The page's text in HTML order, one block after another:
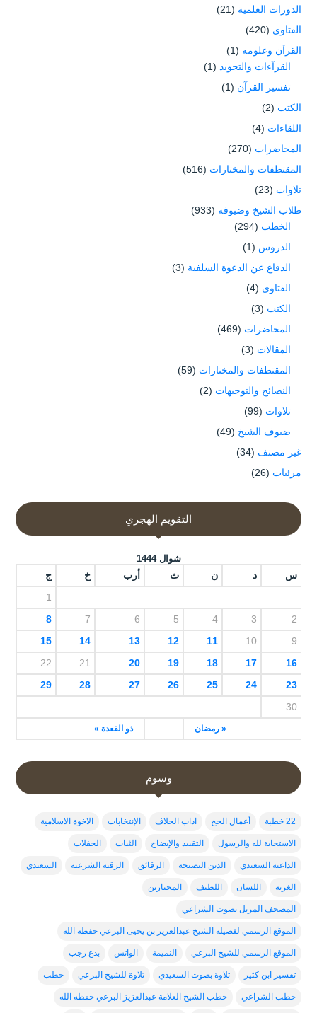
الدورات العلمية (21)
الفتاوى (420)
القرآن وعلومه (1)
القرآءات والتجويد (1)
تفسير القرآن (1)
الكتب (2)
اللقاءات (4)
المحاضرات (270)
المقتطفات والمختارات (516)
تلاوات (23)
طلاب الشيخ وضيوفه (933)
الخطب (294)
الدروس (1)
الدفاع عن الدعوة السلفية (3)
الفتاوى (4)
الكتب (3)
المحاضرات (469)
المقالات (3)
المقتطفات والمختارات (59)
النصائح والتوجيهات (2)
تلاوات (99)
ضيوف الشيخ (49)
غير مصنف (34)
مرئيات (26)
التقويم الهجري
شوال 1444
س د ن ث أرب خ ج
« رمضان ذو القعدة »
1
2
3
4
5
6
7
8
9
10
11
12
13
14
15
16
17
18
19
20
21
22
23
24
25
26
27
28
29
30
وسوم
22 خطبة أعمال الحج اداب الخلاف الإنتخابات الاخوة الاسلامية
الاستجابة لله والرسول التقييد والإيضاح الثبات الحفلات
الداعية السعيدي الدين النصيحة الرقائق الرقية الشرعية السعيدي
الغربة اللسان اللطيف المحتارين
المصحف المرتل بصوت الشراعي
الموقع الرسمي لفضيلة الشيخ عبدالعزيز بن يحيى البرعي حفظه الله
الموقع الرسمي للشيخ البرعي النميمة الواتس بدع رجب
تفسير ابن كثير تلاوة بصوت السعيدي تلاوة للشيخ البرعي خطب
خطب الشراعي خطب الشيخ العلامة عبدالعزيز البرعي حفظه الله